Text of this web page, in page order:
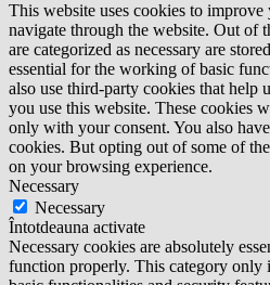
This website uses cookies to
navigate through the website. Out of
are categorized as necessary are
essential for the working of basic
also use third-party cookies that help
you use this website. These cookies
only with your consent. You also
cookies. But opting out of some of
on your browsing experience.
Necessary
Necessary
Întotdeauna activate
Necessary cookies are absolutely
function properly. This category only